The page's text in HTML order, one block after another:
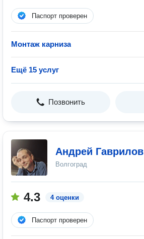
Паспорт проверен
Монтаж карниза
Ещё 15 услуг
Позвонить
Андрей Гаврилов
Волгоград
4.3 4 оценки
Паспорт проверен